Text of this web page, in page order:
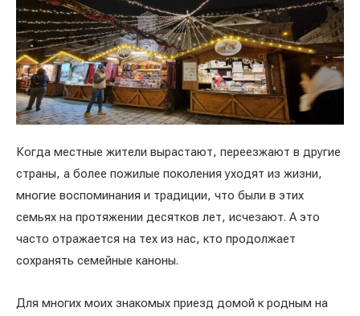
Когда местные жители вырастают, переезжают в другие
страны, а более пожилые поколения уходят из жизни,
многие воспоминания и традиции, что были в этих
семьях на протяжении десятков лет, исчезают. А это
часто отражается на тех из нас, кто продолжает
сохранять семейные каноны.
Для многих моих знакомых приезд домой к родным на